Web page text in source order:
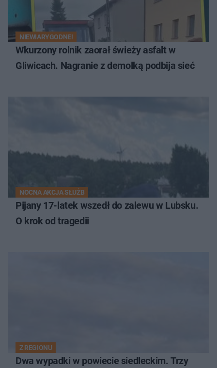
NIEWIARYGODNE!
Wkurzony rolnik zaorał świeży asfalt w
Gliwicach. Nagranie z demolką podbija sieć
NOCNA AKCJA SŁUŻB
Pijany 17-latek wszedł do zalewu w Lubsku.
O krok od tragedii
Z REGIONU
Dwa wypadki w powiecie siedleckim. Trzy